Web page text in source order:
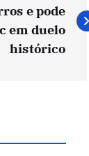
e pode
em duelo
histórico